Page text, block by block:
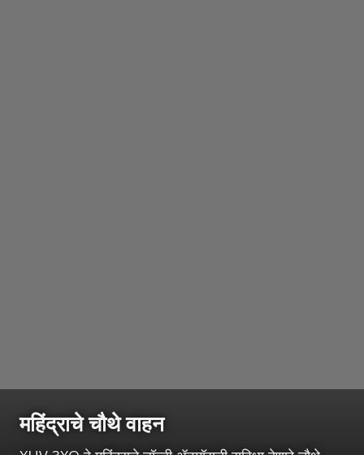
महिंद्राचे चौथे वाहन